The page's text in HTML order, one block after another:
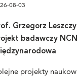
08-03
Grzegorz
badawczy
projekty